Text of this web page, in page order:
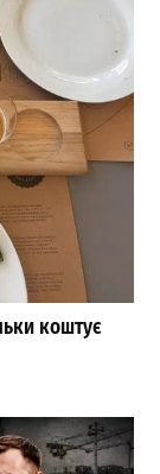
коштує